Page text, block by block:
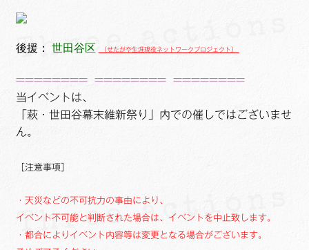
後援： 世田谷区 （せたがや生涯現役ネットワークプロジェクト）
========================
当イベントは、
「萩・世田谷幕末維新祭り」内での催しではございませ
ん。
［注意事項］
・天災などの不可抗力の事由により、
イベント不可能と判断された場合は、イベントを中止致します。
・都合によりイベント内容等は変更となる場合がございます。